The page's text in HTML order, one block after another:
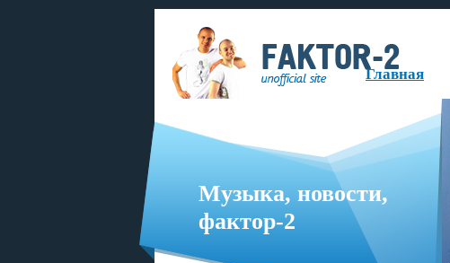
Главная
Музыка, новости,
фактор-2